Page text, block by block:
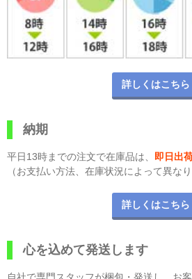
詳しくはこちら
納期
平日13時までの注文で在庫品は、 即日出
（お支払い方法、在庫状況によって異なり
詳しくはこちら
心を込めて発送します